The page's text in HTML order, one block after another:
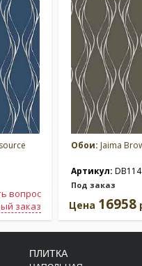
вопрос
заказ
Обои: Jaima
Артикул:
Под заказ
Цена 16958
ПЛИТКА